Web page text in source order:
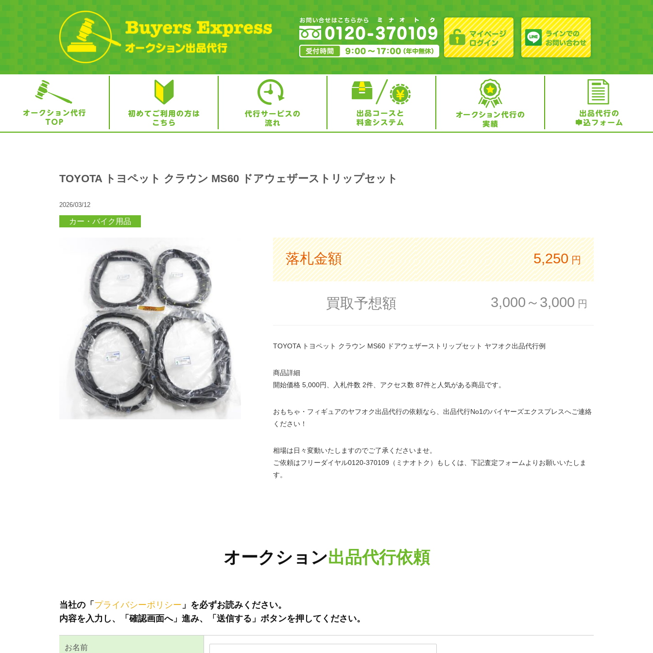
TOYOTA トヨペット クラウン MS60 ドアウェザーストリップセット
2026/03/12
カー・バイク用品
落札金額 5,250 円
買取予想額 3,000～3,000 円
TOYOTA トヨペット クラウン MS60 ドアウェザーストリップセット ヤフオク出品代行例
商品詳細
開始価格 5,000円、入札件数 2件、アクセス数 87件と人気がある商品です。
おもちゃ・フィギュアのヤフオク出品代行の依頼なら、出品代行No1のバイヤーズエクスプレスへご連絡
ください！
相場は日々変動いたしますのでご了承くださいませ。
ご依頼はフリーダイヤル0120-370109（ミナオトク）もしくは、下記査定フォームよりお願いいたしま
す。
オークション出品代行依頼
当社の「 プライバシーポリシー 」を必ずお読みください。
内容を入力し、「確認画面へ」進み、「送信する」ボタンを押してください。
お名前